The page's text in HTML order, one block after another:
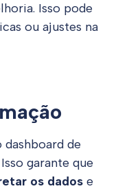
Isso pode
ou ajustes na
de
garante que
os dados e